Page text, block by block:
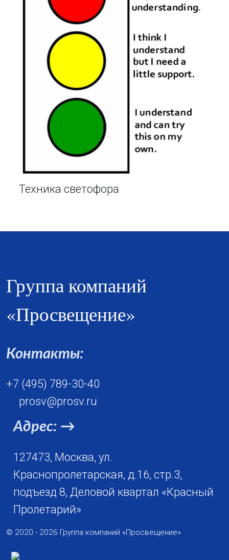
Техника светофора
Группа компаний
«Просвещение»
Контакты:
+7 (495) 789-30-40
prosv@prosv.ru
Адрес: →
127473, Москва, ул.
Краснопролетарская, д.16, стр.3,
подъезд 8, Деловой квартал «Красный
Пролетарий»
© 2020 - 2026 Группа компаний «Просвещение»